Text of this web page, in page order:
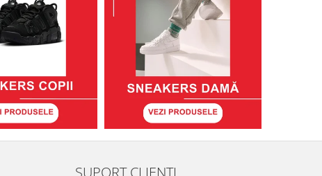
SUPORT CLIENTI